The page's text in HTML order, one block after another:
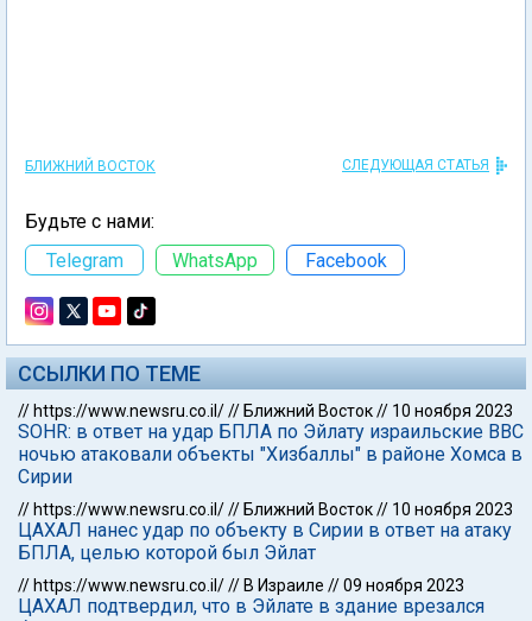
БЛИЖНИЙ ВОСТОК СЛЕДУЮЩАЯ СТАТЬЯ
Будьте с нами:
Telegram
WhatsApp Facebook
ССЫЛКИ ПО ТЕМЕ
// https://www.newsru.co.il/// Ближний Восток// 10 ноября 2023
SOHR: в ответ на удар БПЛА по Эйлату израильские ВВС
ночью атаковали объекты "Хизбаллы" в районе Хомса в
Сирии
// https://www.newsru.co.il/// Ближний Восток// 10 ноября 2023
ЦАХАЛ нанес удар по объекту в Сирии в ответ на атаку
БПЛА, целью которой был Эйлат
// https://www.newsru.co.il/// В Израиле //09 ноября 2023
ЦАХАЛ подтвердил, что в Эйлате в здание врезался